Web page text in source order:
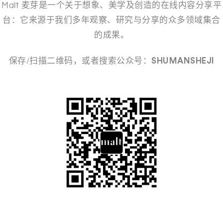
Malt 麦芽是一个关于想象、美学及创造的在线内容分享平
台：它来源于我们多年观察、研究与分享的众多领域集合
的成果。
保存/扫描二维码，或者搜索公众号： SHUMANSHEJI